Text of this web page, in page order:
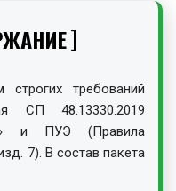
требований
СП 48.13330.2019
и ПУЭ (Правила
7). В состав пакета